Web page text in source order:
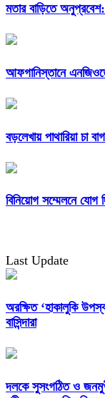
মতার বাড়িতে
আফগানিস্তানে এনজিওতে
বড়লেখায় পাথারিয়া চা
বিনিয়োগ সম্মেলনে যোগ
Last Update
অরক্ষিত ‘হাকালুকি
বাসিন্দারা
দলকে সুসংগঠিত ও